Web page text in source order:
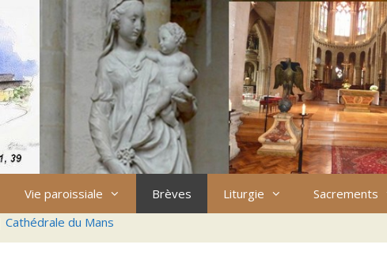
Vie paroissiale Brèves Liturgie Sacrements
Cathédrale du Mans